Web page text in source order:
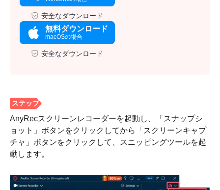
安全なダウンロード
無料ダウンロード
macOSの場合
安全なダウンロード
AnyRecスクリーンレコーダーを起動し、「スナップシ
ョット」ボタンをクリックしてから「スクリーンキャプ
チャ」ボタンをクリックして、スニッピングツールを起
動します。